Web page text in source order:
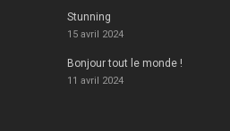
Stunning
15 avril 2024
Bonjour tout le monde !
11 avril 2024